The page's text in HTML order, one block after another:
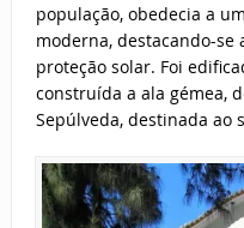
população, obedecia a
moderna, destacando-se
proteção solar. Foi
construída a ala gémea,
Sepúlveda, destinada ao